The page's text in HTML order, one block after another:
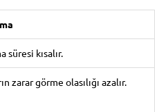
süresi kısalır.
zarar görme olasılığı azalır.